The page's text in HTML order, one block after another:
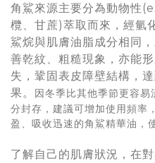
角鯊來源主要分為動物性
欖、甘蔗)萃取而來，經氫
鯊烷與肌膚油脂成分相同
善乾紋、粗糙現象，亦能
失，鞏固表皮障壁結構，
果。 因冬季比其他季節更容
分封存，建議可增加使用頻率
盈、吸收迅速的角鯊精華油，
了解自己的肌膚狀況，在